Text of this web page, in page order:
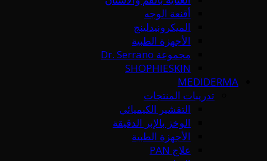
أقنعة الوجه
الميكرونيدلينج
الأجهزة الطبية
مجموعة Dr. Serrano
SHOPHIESKIN
MEDIDERMA
تدريبات المنتجات
التقشير الكيميائي
الوخز بالإبر الدقيقة
الأجهزة الطبية
علاج PAN